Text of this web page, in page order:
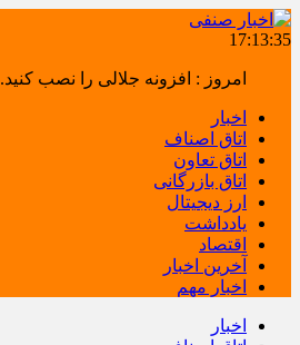
17:13:35
امروز : افزونه جلالی را نصب کنید.
اخبار
اتاق اصناف
اتاق تعاون
اتاق بازرگانی
ارز دیجیتال
یادداشت
اقتصاد
آخرین اخبار
اخبار مهم
اخبار